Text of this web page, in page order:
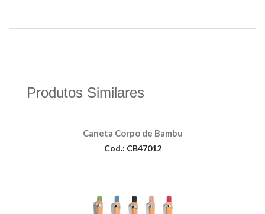
Produtos Similares
Caneta Corpo de Bambu
Cod.: CB47012